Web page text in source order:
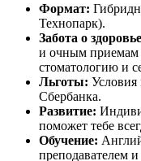
Формат:
Технопарк).
Забота о
и очным приемам
стоматологию и
Льготы: Условия
Сбербанка.
Развитие:
поможет тебе
Обучение:
преподавателем